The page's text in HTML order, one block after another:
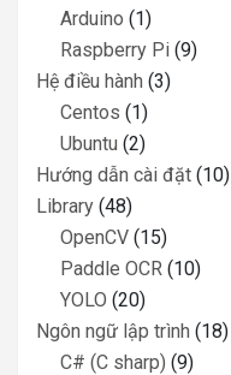
Arduino (1)
Raspberry Pi (9)
Hệ điều hành (3)
Centos (1)
Ubuntu (2)
Hướng dẫn cài đặt (10)
Library (48)
OpenCV (15)
Paddle OCR (10)
YOLO (20)
Ngôn ngữ lập trình (18)
C# (C sharp) (9)